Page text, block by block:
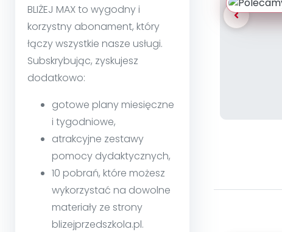
BLIŻEJ MAX to wygodny i
korzystny abonament, który
łączy wszystkie nasze usługi.
Subskrybując, zyskujesz
dodatkowo:
gotowe plany miesięczne
i tygodniowe,
atrakcyjne zestawy
pomocy dydaktycznych,
10 pobrań, które możesz
wykorzystać na dowolne
materiały ze strony
blizejprzedszkola.pl.